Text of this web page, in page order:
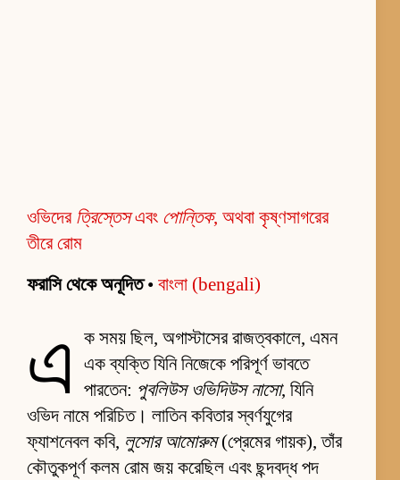
ওভিদের ত্রিস্তেসএবং পোন্তিক, অথবা কৃষ্ণসাগরের
তীরে রোম
ফরাসি থেকে অনূদিত• বাংলা (bengali)
এ
ক সময় ছিল, অগাস্টাসের রাজত্বকালে, এমন
এক ব্যক্তি যিনি নিজেকে পরিপূর্ণ ভাবতে
পারতেন: পুবলিউস ওভিদিউস নাসো, যিনি
ওভিদ নামে পরিচিত। লাতিন কবিতার স্বর্ণযুগের
ফ্যাশনেবল কবি, লুসোর আমোরুম(প্রেমের গায়ক), তাঁর
কৌতুকপূর্ণ কলম রোম জয় করেছিল এবং ছন্দবদ্ধ পদ